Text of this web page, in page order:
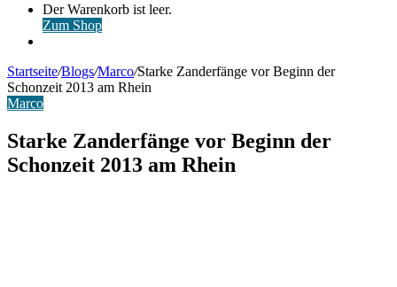
Warenkorb
ansehen
Der Warenkorb ist leer.
Zum Shop
Startseite/Blogs/Marco/Starke Zanderfänge vor Beginn der
Schonzeit 2013 am Rhein
Marco
Starke Zanderfänge vor Beginn der
Schonzeit 2013 am Rhein